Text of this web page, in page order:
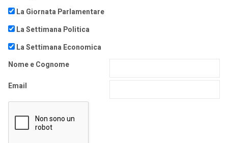
La Giornata Parlamentare
La Settimana Politica
La Settimana Economica
Nome e Cognome
Email